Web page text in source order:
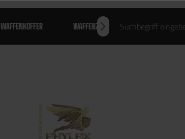
WAFFENKOFFER WAFFENZUBEHÖR KLEIDUNG